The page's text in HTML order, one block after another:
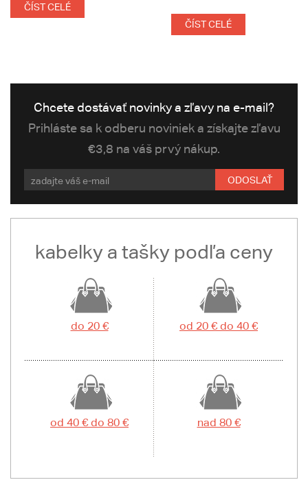
ČÍST CELÉ
ČÍST CELÉ
Chcete dostávať novinky a zľavy na e-mail?
Prihláste sa k odberu noviniek a získajte zľavu
€3,8 na váš prvý nákup.
ODOSLAŤ
kabelky a tašky podľa ceny
do 20 € od 20 € do 40 €
od 40 € do 80 € nad 80 €